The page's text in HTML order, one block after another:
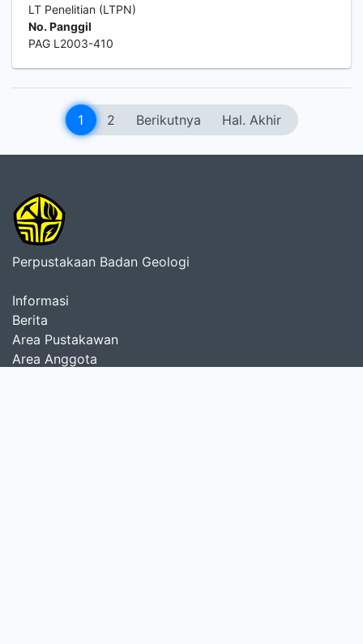
LT Penelitian (LTPN)
No. Panggil
PAG L2003-410
1 2 Berikutnya Hal. Akhir
Perpustakaan Badan Geologi
Informasi
Berita
Area Pustakawan
Area Anggota